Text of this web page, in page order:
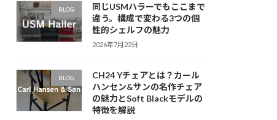
BLOG
同じUSMハラーでもここまで
違う。構成で変わる3つの個
性的シェルフの魅力
2026年7月22日
BLOG
CH24 Yチェアとは？カール
ハンセン&サンの名作チェア
の魅力とSoft Blackモデルの
特徴を解説